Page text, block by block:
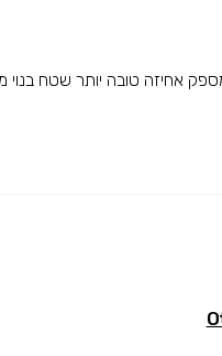
אחיזה טובה יותר שטח בנוי